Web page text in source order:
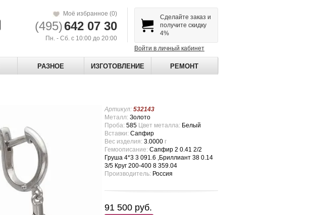
Моё избранное (0)
(495)642 07 30
Пн. - Сб. с 10:00 до 20:00
Сделайте заказ и
получите скидку
4%
Войти в личный кабинет
РАЗНОЕ ИЗГОТОВЛЕНИЕ РЕМОНТ
Артикул: 532143
Металл: Золото
Проба: 585 Цвет металла: Белый
Вставки: Сапфир
Вес изделия: 3.0000 г
Гемоописание: Сапфир 2 0.41 2/2
Груша 4*3 3 091.6 ,Бриллиант 38 0.14
3/5 Круг 200-400 8 359.04
Производитель: Россия
91 500 руб.